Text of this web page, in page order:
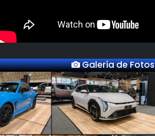
Galería de Fotos